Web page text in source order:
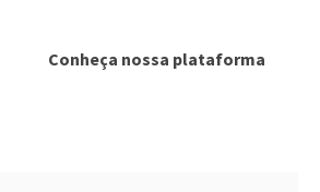
Conheça nossa plataforma